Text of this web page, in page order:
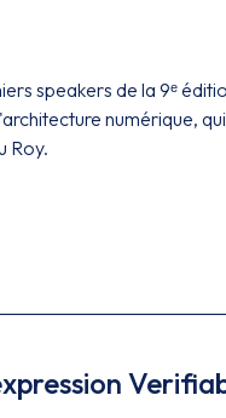
speakers de la 9ᵉ
numérique,
Roy.